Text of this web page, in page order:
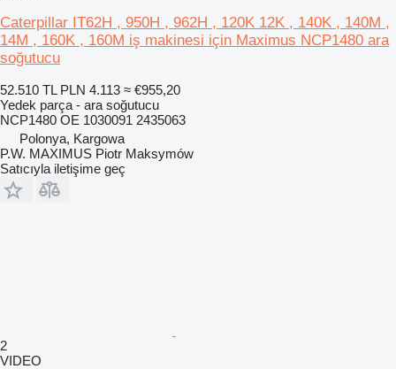
Caterpillar IT62H , 950H , 962H , 120K 12K , 140K , 140M ,
14M , 160K , 160M iş makinesi için Maximus NCP1480 ara
soğutucu
52.510 TL PLN 4.113 ≈ €955,20
Yedek parça - ara soğutucu
NCP1480 OE 1030091 2435063
Polonya, Kargowa
P.W. MAXIMUS Piotr Maksymów
Satıcıyla iletişime geç
2
VIDEO